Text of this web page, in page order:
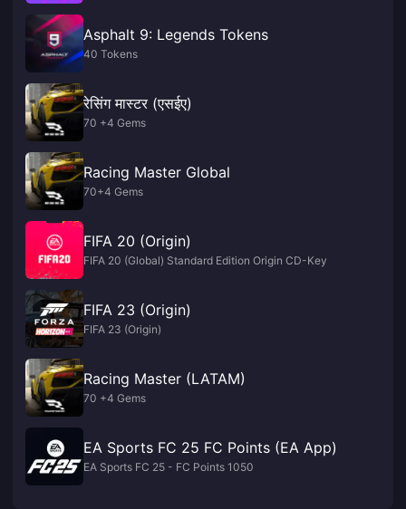
Asphalt 9: Legends Tokens
40 Tokens
रेसिंग मास्टर (एसईए)
70 +4 Gems
Racing Master Global
70+4 Gems
FIFA 20 (Origin)
FIFA 20 (Global) Standard Edition Origin CD-Key
FIFA 23 (Origin)
FIFA 23 (Origin)
Racing Master (LATAM)
70 +4 Gems
EA Sports FC 25 FC Points (EA App)
EA Sports FC 25 - FC Points 1050